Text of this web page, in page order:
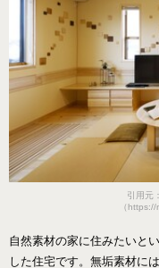
引用元
（
自然素材の家に住みたいと
した住宅です。無垢素材に